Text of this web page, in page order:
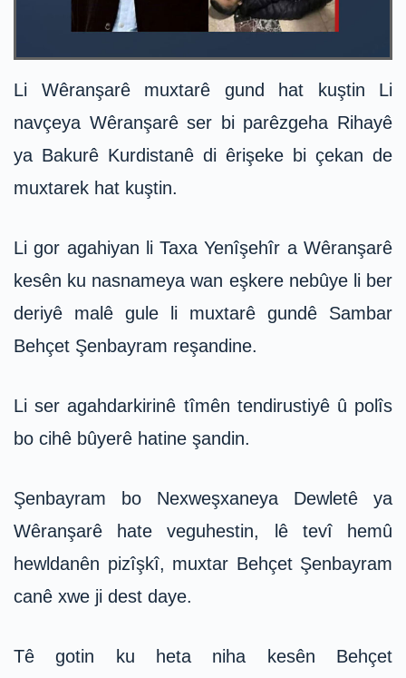
Li Wêranşarê muxtarê gund hat kuştin Li
navçeya Wêranşarê ser bi parêzgeha Rihayê
ya Bakurê Kurdistanê di êrişeke bi çekan de
muxtarek hat kuştin.
Li gor agahiyan li Taxa Yenîşehîr a Wêranşarê
kesên ku nasnameya wan eşkere nebûye li ber
deriyê malê gule li muxtarê gundê Sambar
Behçet Şenbayram reşandine.
Li ser agahdarkirinê tîmên tendirustiyê û polîs
bo cihê bûyerê hatine şandin.
Şenbayram bo Nexweşxaneya Dewletê ya
Wêranşarê hate veguhestin, lê tevî hemû
hewldanên pizîşkî, muxtar Behçet Şenbayram
canê xwe ji dest daye.
Tê gotin ku heta niha kesên Behçet